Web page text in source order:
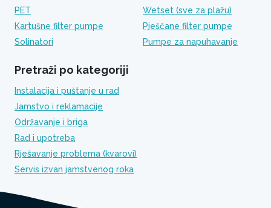
PET
Wetset (sve za plažu)
Kartušne filter pumpe
Pješčane filter pumpe
Solinatori
Pumpe za napuhavanje
Pretraži po kategoriji
Instalacija i puštanje u rad
Jamstvo i reklamacije
Održavanje i briga
Rad i upotreba
Rješavanje problema (kvarovi)
Servis izvan jamstvenog roka